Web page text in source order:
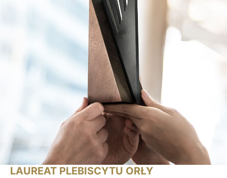
LAUREAT PLEBISCYTU ORŁY